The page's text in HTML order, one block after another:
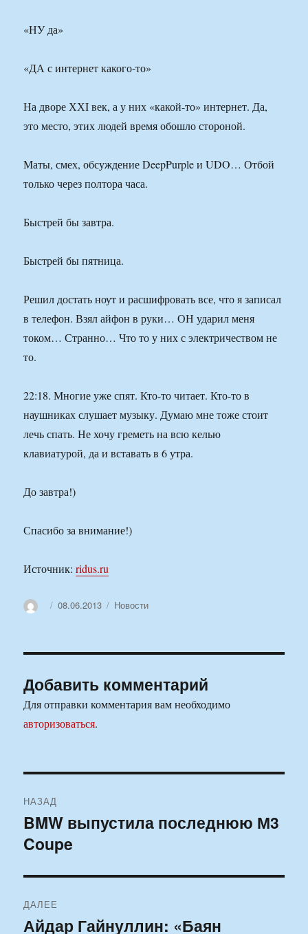
«НУ да»
«ДА с интернет какого-то»
На дворе ХХI век, а у них «какой-то» интернет. Да,
это место, этих людей время обошло стороной.
Маты, смех, обсуждение DeepPurple и UDO… Отбой
только через полтора часа.
Быстрей бы завтра.
Быстрей бы пятница.
Решил достать ноут и расшифровать все, что я записал
в телефон. Взял айфон в руки… ОН ударил меня
током… Странно… Что то у них с электричеством не
то.
22:18. Многие уже спят. Кто-то читает. Кто-то в
наушниках слушает музыку. Думаю мне тоже стоит
лечь спать. Не хочу греметь на всю келью
клавиатурой, да и вставать в 6 утра.
До завтра!)
Спасибо за внимание!)
Источник:ridus.ru
АвторОпубликовано
08.06.2013 Рубрики
Новости
Добавить комментарий
Для отправки комментария вам необходимо
авторизоваться.
по
записям
НАЗАД
Предыдущая
запись:
BMW выпустила последнюю М3
Coupe
ДАЛЕЕ
Следующая
Айдар Гайнуллин: «Баян